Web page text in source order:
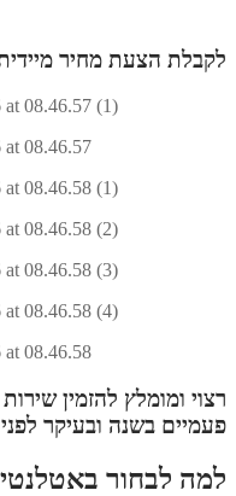
לקבלת הצעת מחיר
רצוי ומומלץ להזמין
פעמיים בשנה ובעיקר
למה לבחור